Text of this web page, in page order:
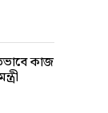
কাজ